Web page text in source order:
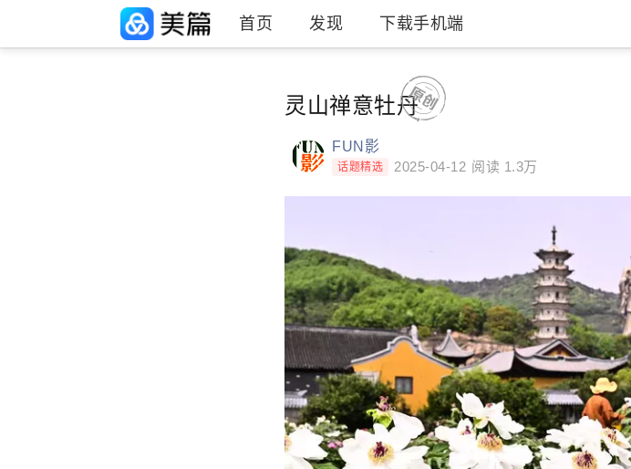
首页 发现 下载手机端
灵山禅意牡丹
FUN影
话题精选 2025-04-12 阅读 1.3万